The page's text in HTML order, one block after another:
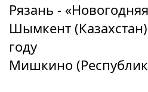
Рязань -
Шымкент
году
Мишкино